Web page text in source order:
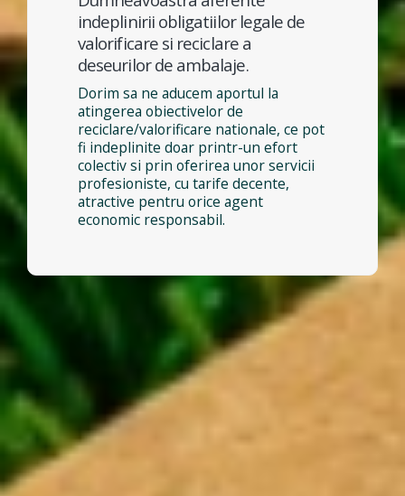
indeplinirii obligatiilor legale de
valorificare si reciclare a
deseurilor de ambalaje.
Dorim sa ne aducem aportul la
atingerea obiectivelor de
reciclare/valorificare nationale, ce pot
fi indeplinite doar printr-un efort
colectiv si prin oferirea unor servicii
profesioniste, cu tarife decente,
atractive pentru orice agent
economic responsabil.